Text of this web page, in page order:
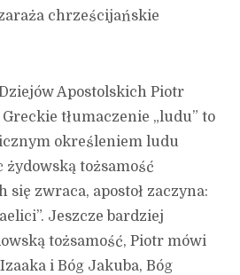
chrześcijańskie
Apostolskich Piotr
tłumaczenie „ludu” to
określeniem ludu
żydowską tożsamość
się zwraca, apostoł zaczyna:
Jeszcze bardziej
tożsamość, Piotr mówi
i Bóg Jakuba, Bóg